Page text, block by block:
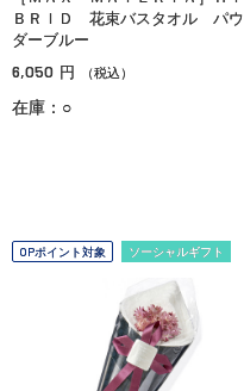
ＢＲＩＤ 花束バスタオル パウ
ダーブルー
6,050 円 （税込）
在庫：○
OPポイント対象 ソーシャルギフト